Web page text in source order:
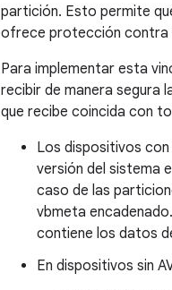
partición. Esto permite
ofrece protección contra
Para implementar esta
recibir de manera segura
que recibe coincida con
Los dispositivos
versión del sistema
caso de las
vbmeta
contiene los datos
En dispositivos sin